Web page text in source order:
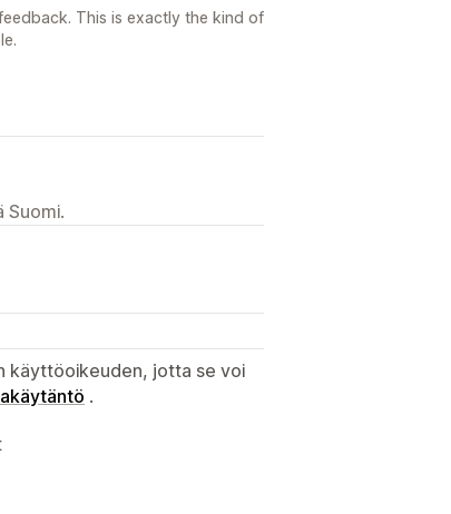
This is exactly the kind of
Suomi.
käyttöoikeuden, jotta se voi
.